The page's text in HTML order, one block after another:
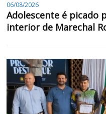
06/08/2026
Adolescente é picado
interior de Marechal